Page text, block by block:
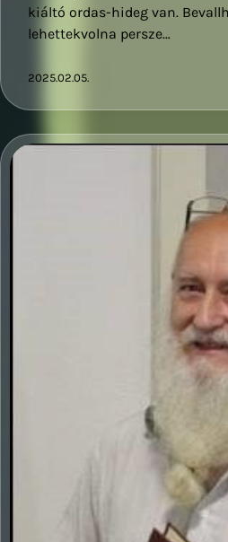
kiáltó ordas-hideg van.
lehettekvolna persze…
2025.02.05.